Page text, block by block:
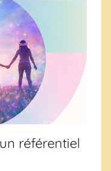
référentiel